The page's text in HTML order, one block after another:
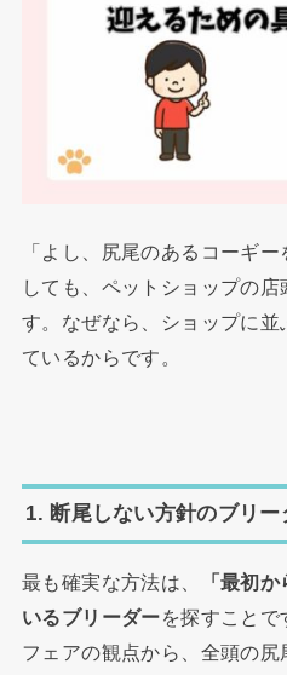
「よし、尻尾のあるコーギ
しても、ペットショップの
す。なぜなら、ショップに
ているからです。
1. 断尾しない方針のブリ
最も確実な方法は、
「最初
いるブリーダーを探すこと
フェアの観点から、全頭の尻